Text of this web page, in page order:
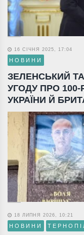
16 СІЧНЯ 2025, 17:04
НОВИНИ
ЗЕЛЕНСЬКИЙ
УГОДУ ПРО
УКРАЇНИ Й
18 ЛИПНЯ 2026, 10:21
НОВИНИ